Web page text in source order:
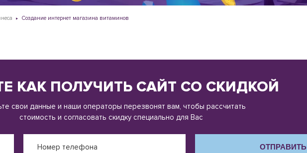
Создание интернет магазина витаминов
КАК ПОЛУЧИТЬ САЙТ СО СКИДКОЙ
свои данные и наши операторы перезвонят вам, чтобы рассчитать
стоимость и согласовать скидку специально для Вас
ОТПРАВИТЬ